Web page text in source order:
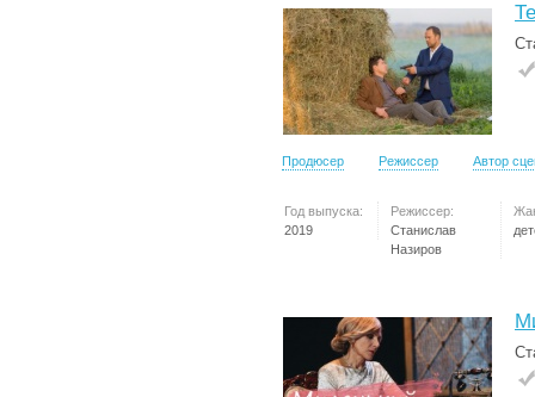
Продюсер Режиссер Автор
Год выпуска:
2019
Режиссер:
Станислав
Назиров